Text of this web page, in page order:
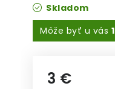
Skladom
3 €